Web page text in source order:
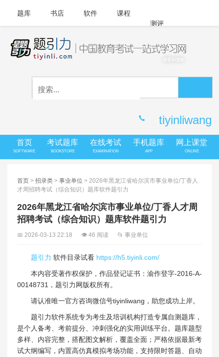
题库 书店 软件
课程
测评
APP下载
tiyinliwang
首页
SOFTWARE
考试题库
BOOKSTORE
在线考试
EXAMINATION
手机题库
APP
网上课堂
ONLINE
首页 > 招录类 > 事业单位 > 2026年黑龙江省哈尔滨市事业单位/丁香人
才周招聘考试（综合知识）题库软件题引力
2026年黑龙江省哈尔滨市事业单位/丁香人才周
招聘考试（综合知识）题库软件题引力
📅 2026-03-13 22:18 👁 46 阅读 📂 事业单位
题引力 软件目录试看 https://h5.tiyinli.com/
本内容受著作权保护，作品登记证书：渝作登字-2016-A-
00148731，题引力网版权所有。
请认准唯一官方咨询微信号tiyinliwang，助您成功上岸。
题引力软件系统专为考生及培训机构打造专属自测题库，
是个人备考、考前提分、冲刺强化的实用训练平台。题库题型
多样、内容完整，搭配图文解析，覆盖全面；严格依据最新考
试大纲编写，内置高仿真模拟考场功能，支持限时答题、自动